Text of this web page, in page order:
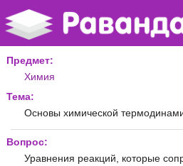
Предмет:
Химия
Тема:
Основы химической
Вопрос:
Уравнения реакций, которые